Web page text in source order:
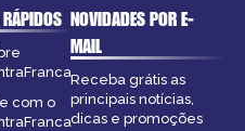
com o
NOVIDADES POR E-
MAIL
Receba grátis as
principais notícias,
dicas e promoções